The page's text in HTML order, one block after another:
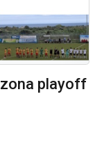
playoff